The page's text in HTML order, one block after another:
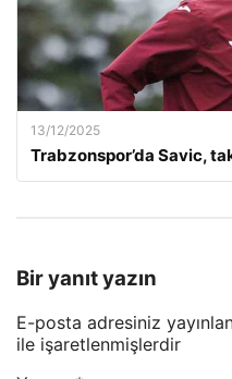
13/12/2025
Trabzonspor’da Savic,
Bir yanıt yazın
E-posta adresiniz
ile işaretlenmişlerdir